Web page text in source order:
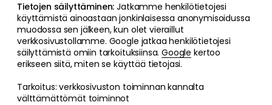
Tietojen säilyttäminen: Jatkamme henkilötietojesi
käyttämistä ainoastaan jonkinlaisessa anonymisoidussa
muodossa sen jälkeen, kun olet vieraillut
verkkosivustollamme. Google jatkaa henkilötietojesi
säilyttämistä omiin tarkoituksiinsa.Google kertoo
erikseen siitä, miten se käyttää tietojasi.
Tarkoitus: verkkosivuston toiminnan kannalta
välttämättömät toiminnot